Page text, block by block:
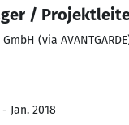
/
(via
Jan. 2018